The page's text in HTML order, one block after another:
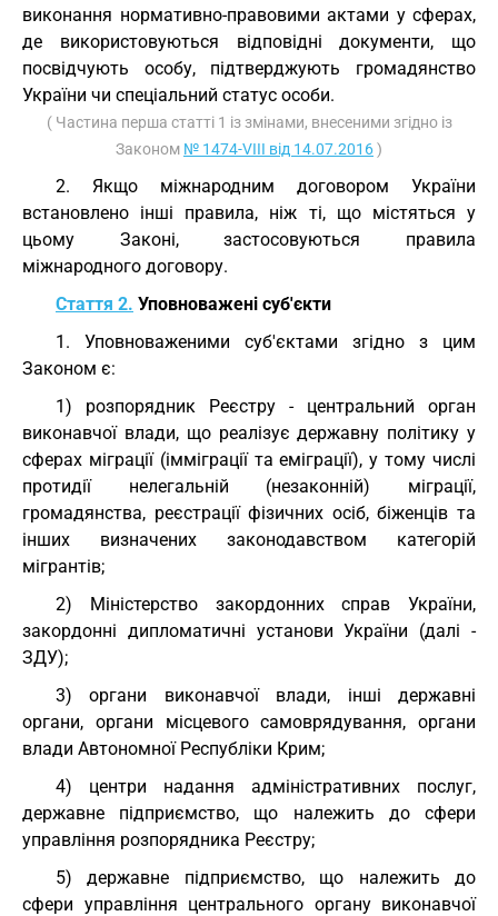
виконання нормативно-правовими актами у сферах,
де використовуються відповідні документи, що
посвідчують особу, підтверджують громадянство
України чи спеціальний статус особи.
( Частина перша статті 1 із змінами, внесеними згідно із
Законом № 1474-VIII від 14.07.2016)
2. Якщо міжнародним договором України
встановлено інші правила, ніж ті, що містяться у
цьому Законі, застосовуються правила
міжнародного договору.
Стаття 2. Уповноважені суб'єкти
1. Уповноваженими суб'єктами згідно з цим
Законом є:
1) розпорядник Реєстру - центральний орган
виконавчої влади, що реалізує державну політику у
сферах міграції (імміграції та еміграції), у тому числі
протидії нелегальній (незаконній) міграції,
громадянства, реєстрації фізичних осіб, біженців та
інших визначених законодавством категорій
мігрантів;
2) Міністерство закордонних справ України,
закордонні дипломатичні установи України (далі -
ЗДУ);
3) органи виконавчої влади, інші державні
органи, органи місцевого самоврядування, органи
влади Автономної Республіки Крим;
4) центри надання адміністративних послуг,
державне підприємство, що належить до сфери
управління розпорядника Реєстру;
5) державне підприємство, що належить до
сфери управління центрального органу виконавчої